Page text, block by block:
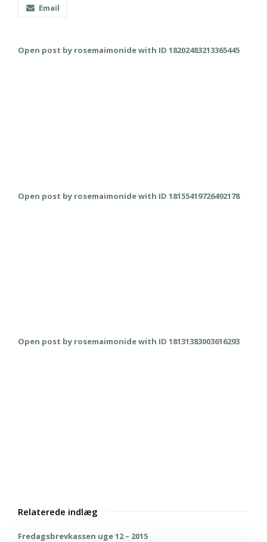
Email
Open post by rosemaimonide with ID 18202483213365445
Open post by rosemaimonide with ID 18155419726492178
Open post by rosemaimonide with ID 18131383003616293
Relaterede indlæg
Fredagsbrevkassen uge 12 – 2015